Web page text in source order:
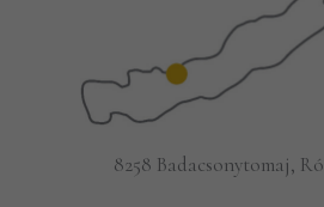
8258 Badacsonytomaj,